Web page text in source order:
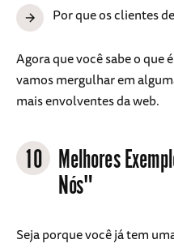
Por que os clientes
Agora que você sabe o que
vamos mergulhar em
mais envolventes da web.
10 Melhores
Nós"
Seja porque você já tem